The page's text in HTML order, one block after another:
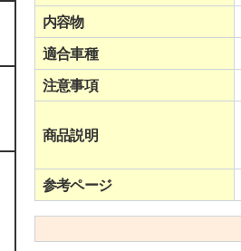
内容物
適合車種
注意事項
商品説明
参考ページ